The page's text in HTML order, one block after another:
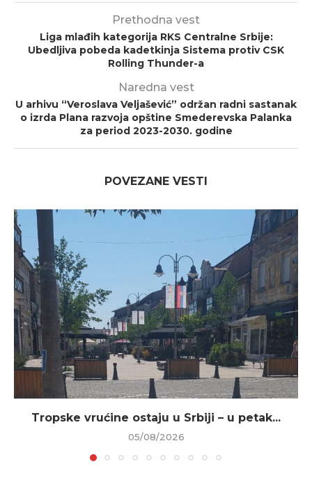
Prethodna vest
Liga mlađih kategorija RKS Centralne Srbije:
Ubedljiva pobeda kadetkinja Sistema protiv CSK
Rolling Thunder-a
Naredna vest
U arhivu “Veroslava Veljašević” održan radni sastanak
o izrda Plana razvoja opštine Smederevska Palanka
za period 2023-2030. godine
POVEZANE VESTI
Tropske vrućine ostaju u Srbiji – u petak...
05/08/2026